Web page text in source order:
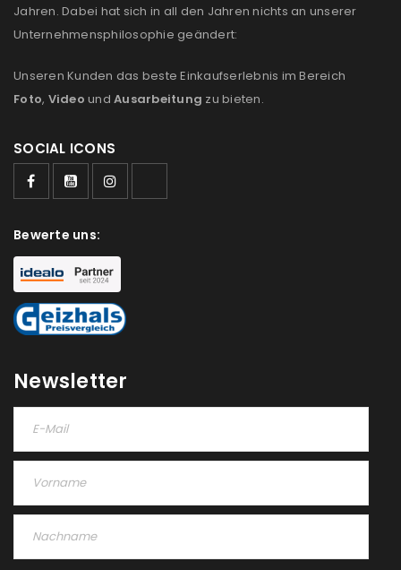
us
Ja, ich möchte ein Kundenkonto eröffnen und
REGISTRIEREN
Jahren. Dabei hat sich in all den Jahren nichts an unserer
Unternehmensphilosophie geändert:
Unseren Kunden das beste Einkaufserlebnis im Bereich
Foto, Video und Ausarbeitung zu bieten.
SOCIAL ICONS
Bewerte uns:
Newsletter